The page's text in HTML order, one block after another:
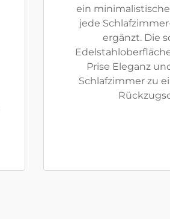
ein
jede
ergänzt. Die
Prise Eleganz
Schlafzimmer zu